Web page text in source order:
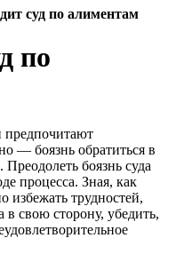
суд по алиментам
по
— боязнь обратиться в
боязнь суда
процесса. Зная, как
избежать трудностей,
в свою сторону, убедить,